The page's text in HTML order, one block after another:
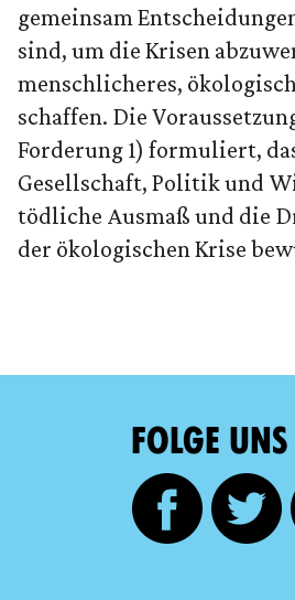
gemeinsam
sind, um die Krisen
menschlicheres,
schaffen. Die
Forderung 1) formuliert,
Gesellschaft, Politik und
tödliche Ausmaß und die
der ökologischen Krise
FOLGE